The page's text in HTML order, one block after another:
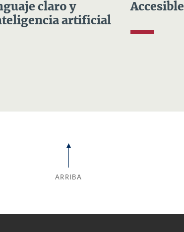
claro y
artificial
Accesible
ARRIBA